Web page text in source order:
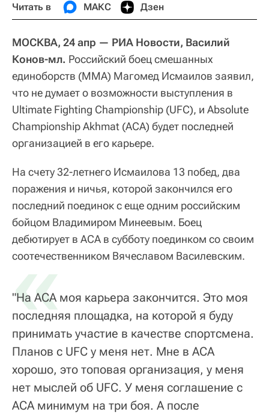
Читать в МАКС Дзен
МОСКВА, 24 апр — РИА Новости, Василий
Конов-мл. Российский боец смешанных
единоборств (ММА) Магомед Исмаилов заявил,
что не думает о возможности выступления в
Ultimate Fighting Championship (UFC), и Absolute
Championship Akhmat (ACA) будет последней
организацией в его карьере.
На счету 32-летнего Исмаилова 13 побед, два
поражения и ничья, которой закончился его
последний поединок с еще одним российским
бойцом Владимиром Минеевым. Боец
дебютирует в АСА в субботу поединком со своим
соотечественником Вячеславом Василевским.
«
"На АСА моя карьера закончится. Это моя
последняя площадка, на которой я буду
принимать участие в качестве спортсмена.
Планов с UFC у меня нет. Мне в АСА
хорошо, это топовая организация, у меня
нет мыслей об UFC. У меня соглашение с
АСА минимум на три боя. А после